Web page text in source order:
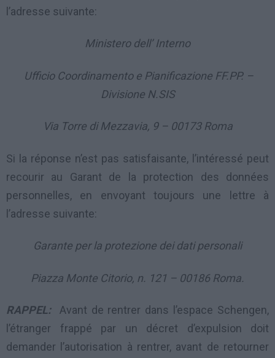
l’adresse suivante:
Ministero dell’ Interno
Ufficio Coordinamento e Pianificazione FF.PP. –
Divisione N.SIS
Via Torre di Mezzavia, 9 – 00173 Roma
Si la réponse n’est pas satisfaisante, l’intéressé peut
recourir au Garant de la protection des données
personnelles, en envoyant toujours une lettre à
l’adresse suivante:
Garante per la protezione dei dati personali
Piazza Monte Citorio, n. 121 – 00186 Roma.
RAPPEL: Avant de rentrer dans l’espace Schengen,
l’étranger frappé par un décret d’expulsion doit
demander l’autorisation à rentrer, avant de retourner